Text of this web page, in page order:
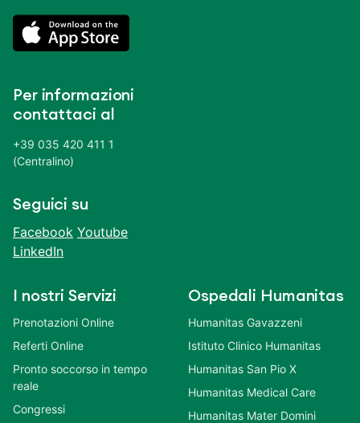
Per informazioni
contattaci al
+39 035 420 411 1
(Centralino)
Seguici su
Facebook Youtube
LinkedIn
I nostri Servizi
Prenotazioni Online
Referti Online
Pronto soccorso in tempo
reale
Congressi
Ospedali Humanitas
Humanitas Gavazzeni
Istituto Clinico Humanitas
Humanitas San Pio X
Humanitas Medical Care
Humanitas Mater Domini